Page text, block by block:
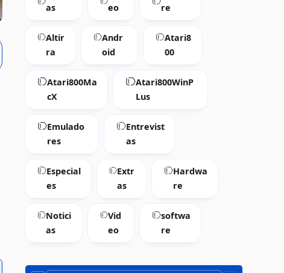
as
eo
re
Altir
ra
Andr
oid
Atari8
00
Atari800Ma
cX
Atari800WinP
Lus
Emulado
res
Entrevist
as
Especial
es
Extr
as
Hardwa
re
Notici
as
Vid
eo
softwa
re